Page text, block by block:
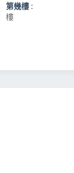
第幾樓 :
樓